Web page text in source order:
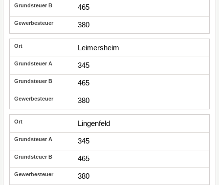
465
380
Leimersheim
345
465
380
Lingenfeld
345
465
380